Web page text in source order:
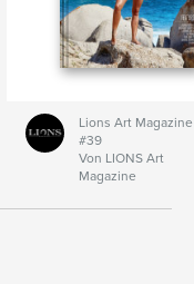
Lions Art Magazine
#39
Von LIONS Art
Magazine